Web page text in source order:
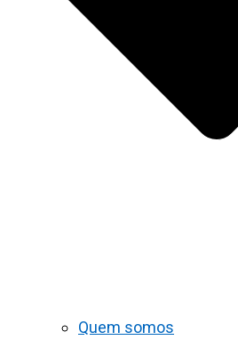
Quem somos